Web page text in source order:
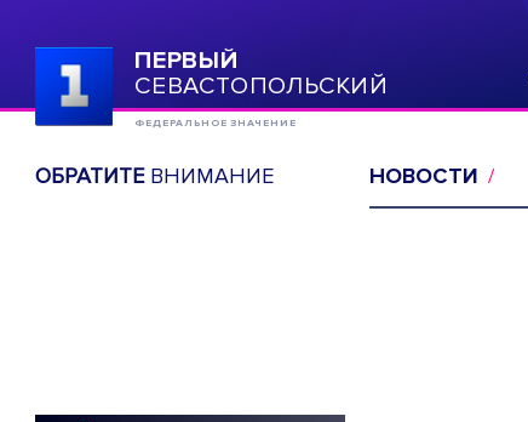
ПЕРВЫЙ
СЕВАСТОПОЛЬСКИЙ
ФЕДЕРАЛЬНОЕ ЗНАЧЕНИЕ
ОБРАТИТЕВНИМАНИЕ НОВОСТИ